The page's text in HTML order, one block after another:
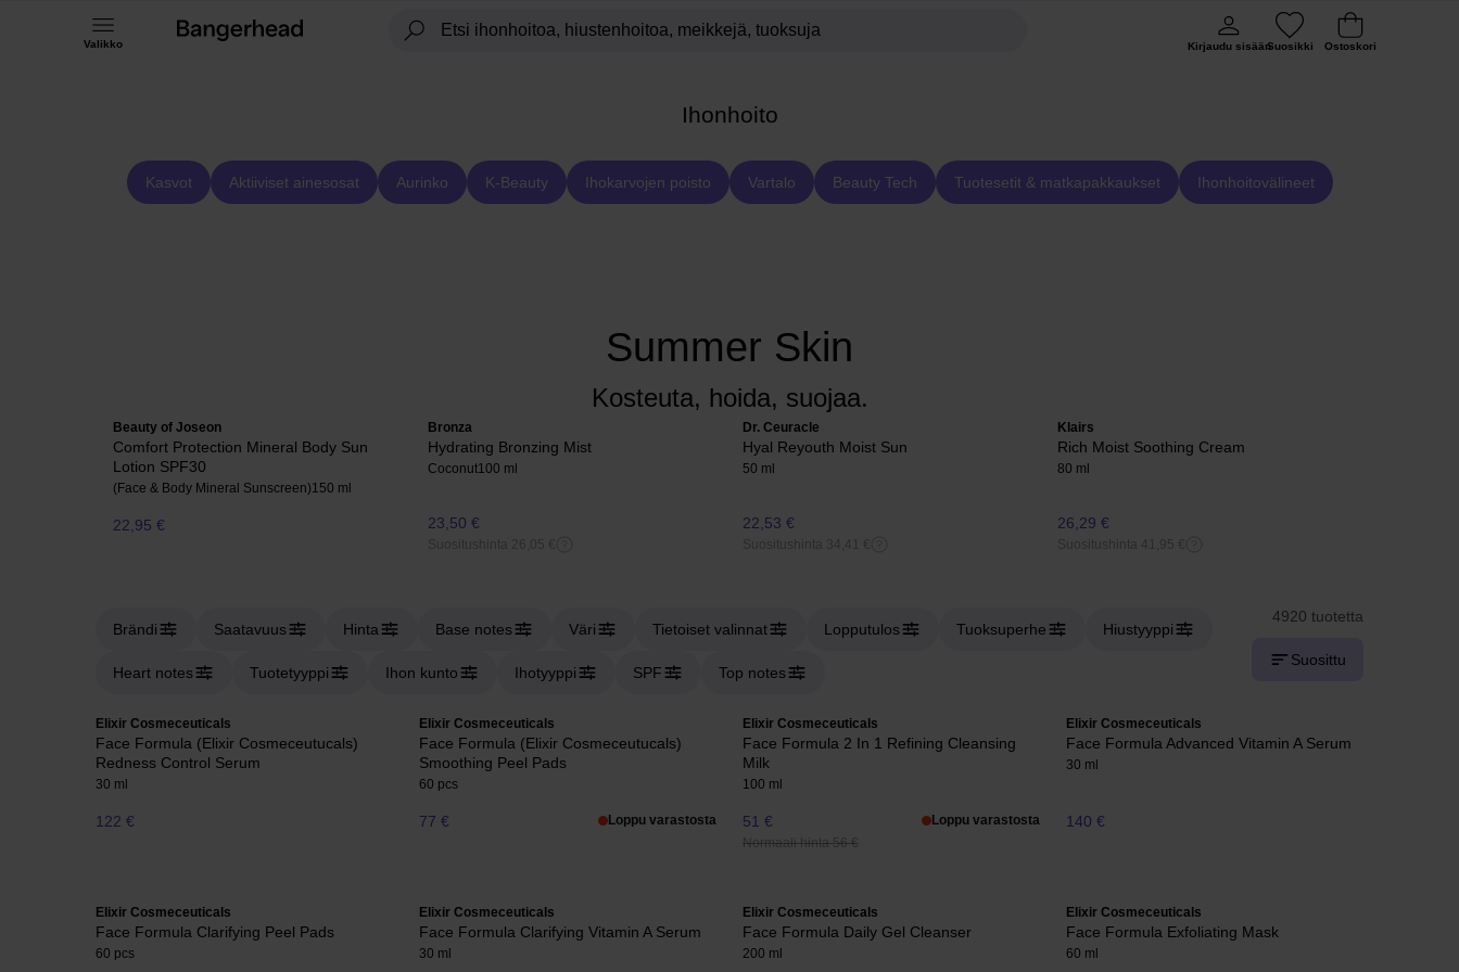
Valikko Kirjaudu sisäänSuosikki Ostoskori
Ihonhoito
Kasvot Aktiiviset ainesosat Aurinko K-Beauty Ihokarvojen poisto Vartalo Beauty Tech Tuotesetit & matkapakkaukset Ihonhoitovälineet
Summer Skin
Kosteuta, hoida, suojaa.
Beauty of Joseon
Comfort Protection Mineral Body Sun
Lotion SPF30
(Face & Body Mineral Sunscreen)150 ml
22,95 €
Bronza
Hydrating Bronzing Mist
Coconut100 ml
23,50 €
Suositushinta 26,05 €
Dr. Ceuracle
Hyal Reyouth Moist Sun
50 ml
22,53 €
Suositushinta 34,41 €
Klairs
Rich Moist Soothing Cream
80 ml
26,29 €
Suositushinta 41,95 €
Brändi Saatavuus Hinta Base notes Väri Tietoiset valinnat Lopputulos Tuoksuperhe Hiustyyppi
Heart notes Tuotetyyppi Ihon kunto Ihotyyppi SPF Top notes
4920 tuotetta
Suosittu
Elixir Cosmeceuticals
Face Formula (Elixir Cosmeceutucals)
Redness Control Serum
30 ml
122 €
Elixir Cosmeceuticals
Face Formula (Elixir Cosmeceutucals)
Smoothing Peel Pads
60 pcs
77 € Loppu varastosta
Elixir Cosmeceuticals
Face Formula 2 In 1 Refining Cleansing
Milk
100 ml
51 €
Normaali hinta 56 €
Loppu varastosta
Elixir Cosmeceuticals
Face Formula Advanced Vitamin A Serum
30 ml
140 €
Elixir Cosmeceuticals
Face Formula Clarifying Peel Pads
60 pcs
Elixir Cosmeceuticals
Face Formula Clarifying Vitamin A Serum
30 ml
Elixir Cosmeceuticals
Face Formula Daily Gel Cleanser
200 ml
Elixir Cosmeceuticals
Face Formula Exfoliating Mask
60 ml